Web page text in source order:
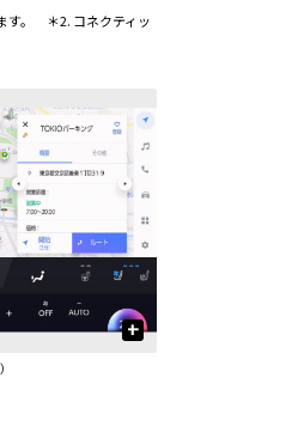
す。 ＊2. コネクティッ
+